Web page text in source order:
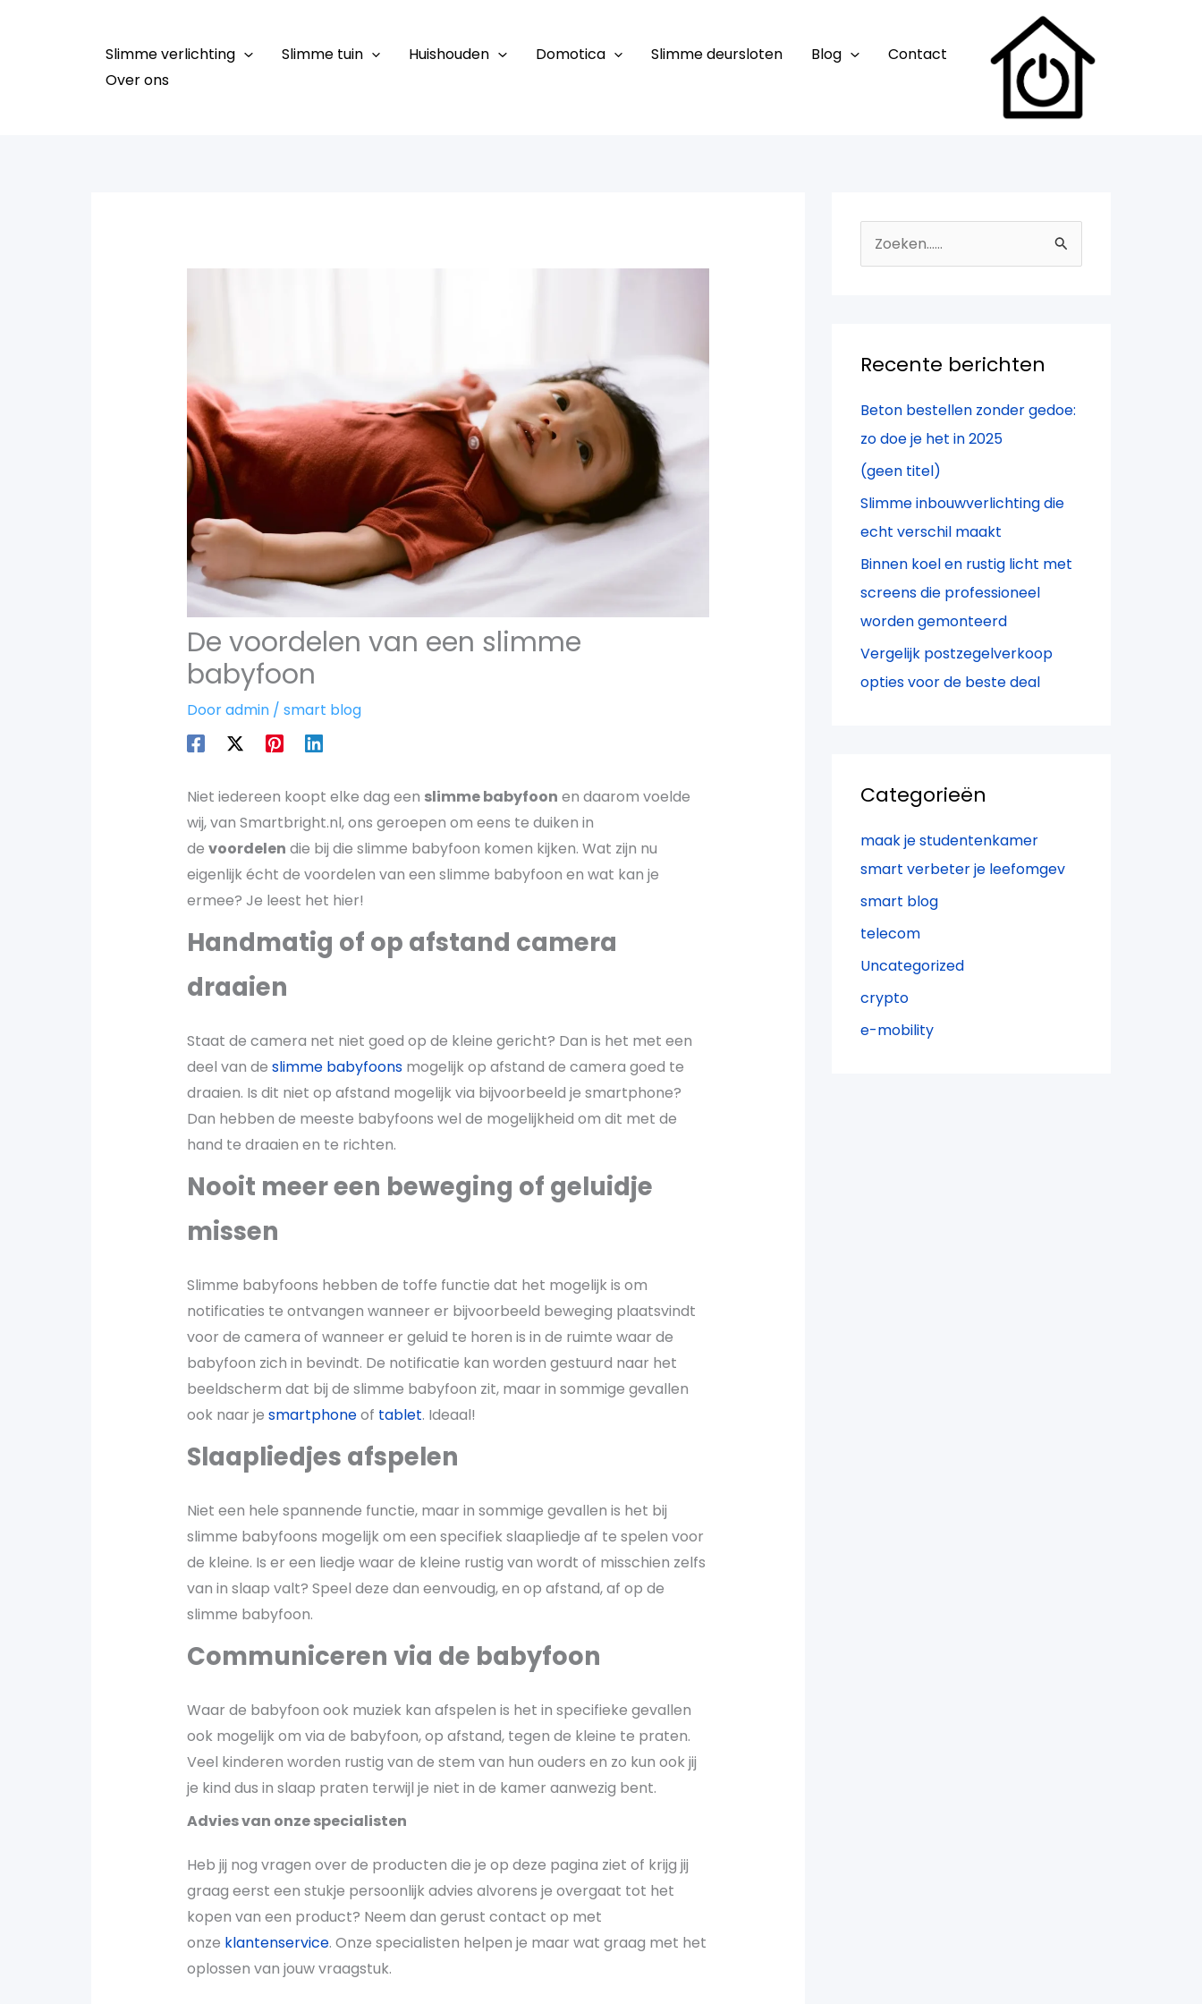
Slimme verlichting Slimme tuin Huishouden Domotica Slimme deursloten Blog
Contact
Over ons
De voordelen van een slimme
babyfoon
Dooradmin / smart blog
Niet iedereen koopt elke dag een slimme babyfoon en daarom voelde
wij, van Smartbright.nl, ons geroepen om eens te duiken in
de voordelen die bij die slimme babyfoon komen kijken. Wat zijn nu
eigenlijk écht de voordelen van een slimme babyfoon en wat kan je
ermee? Je leest het hier!
Handmatig of op afstand camera
draaien
Staat de camera net niet goed op de kleine gericht? Dan is het met een
deel van de slimme babyfoonsmogelijk op afstand de camera goed te
draaien. Is dit niet op afstand mogelijk via bijvoorbeeld je smartphone?
Dan hebben de meeste babyfoons wel de mogelijkheid om dit met de
hand te draaien en te richten.
Nooit meer een beweging of geluidje
missen
Slimme babyfoons hebben de toffe functie dat het mogelijk is om
notificaties te ontvangen wanneer er bijvoorbeeld beweging plaatsvindt
voor de camera of wanneer er geluid te horen is in de ruimte waar de
babyfoon zich in bevindt. De notificatie kan worden gestuurd naar het
beeldscherm dat bij de slimme babyfoon zit, maar in sommige gevallen
ook naar je smartphoneof tablet. Ideaal!
Slaapliedjes afspelen
Niet een hele spannende functie, maar in sommige gevallen is het bij
slimme babyfoons mogelijk om een specifiek slaapliedje af te spelen voor
de kleine. Is er een liedje waar de kleine rustig van wordt of misschien zelfs
van in slaap valt? Speel deze dan eenvoudig, en op afstand, af op de
slimme babyfoon.
Communiceren via de babyfoon
Waar de babyfoon ook muziek kan afspelen is het in specifieke gevallen
ook mogelijk om via de babyfoon, op afstand, tegen de kleine te praten.
Veel kinderen worden rustig van de stem van hun ouders en zo kun ook jij
je kind dus in slaap praten terwijl je niet in de kamer aanwezig bent.
Advies van onze specialisten
Heb jij nog vragen over de producten die je op deze pagina ziet of krijg jij
graag eerst een stukje persoonlijk advies alvorens je overgaat tot het
kopen van een product? Neem dan gerust contact op met
onze klantenservice. Onze specialisten helpen je maar wat graag met het
oplossen van jouw vraagstuk.
n
a
r
:
Recente berichten
Beton bestellen zonder gedoe:
zo doe je het in 2025
(geen titel)
Slimme inbouwverlichting die
echt verschil maakt
Binnen koel en rustig licht met
screens die professioneel
worden gemonteerd
Vergelijk postzegelverkoop
opties voor de beste deal
Categorieën
maak je studentenkamer
smart verbeter je leefomgev
smart blog
telecom
Uncategorized
crypto
e-mobility